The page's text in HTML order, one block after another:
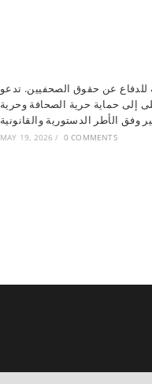
للدفاع عن حقوق الصحفيين. تدعو
إلى حماية حرية الصحافة وحرية
MAY 19, 2026 / 0 COMMENTS